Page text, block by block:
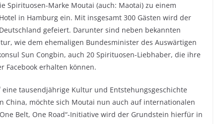
Spirituosen-Marke Moutai (auch: Maotai) zu einem
in Hamburg ein. Mit insgesamt 300 Gästen wird der
gefeiert. Darunter sind neben bekannten
wie dem ehemaligen Bundesminister des Auswärtigen
Sun Congbin, auch 20 Spirituosen-Liebhaber, die ihre
Facebook erhalten können.
tausendjährige Kultur und Entstehungsgeschichte
China, möchte sich Moutai nun auch auf internationalen
Belt, One Road“-Initiative wird der Grundstein hierfür in